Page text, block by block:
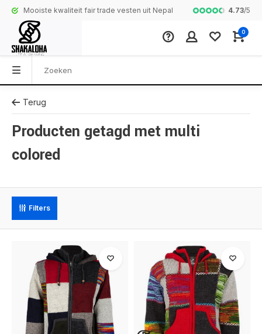
Mooiste kwaliteit fair trade vesten uit Nepal Complete
4.73/5
0
Terug
Producten getagd met multi
colored
Filters